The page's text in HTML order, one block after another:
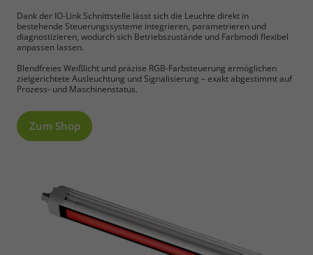
Dank der IO-Link Schnittstelle lässt sich die Leuchte direkt in
bestehende Steuerungssysteme integrieren, parametrieren und
diagnostizieren, wodurch sich Betriebszustände und Farbmodi flexibel
anpassen lassen.
Blendfreies Weißlicht und präzise RGB-Farbsteuerung ermöglichen
zielgerichtete Ausleuchtung und Signalisierung – exakt abgestimmt auf
Prozess- und Maschinenstatus.
Zum Shop